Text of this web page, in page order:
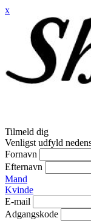
x
Tilmeld dig
Venligst udfyld
Fornavn
Efternavn
Mand
Kvinde
E-mail
Adgangskode